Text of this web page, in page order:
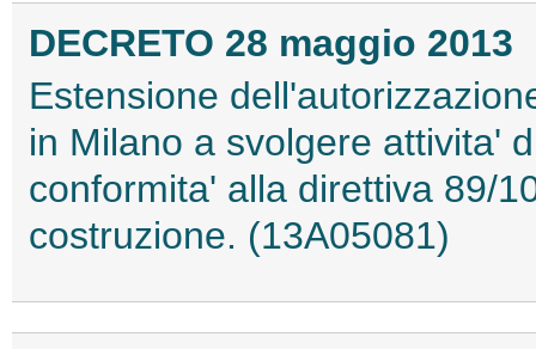
DECRETO 28 maggio 2013
Estensione
in Milano a svolgere attivita'
conformita' alla direttiva 89/
costruzione. (13A05081)